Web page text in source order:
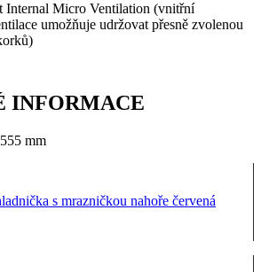
Internal Micro Ventilation (vnitřní
umožňuje udržovat přesně zvolenou
INFORMACE
mm
s mrazničkou nahoře červená